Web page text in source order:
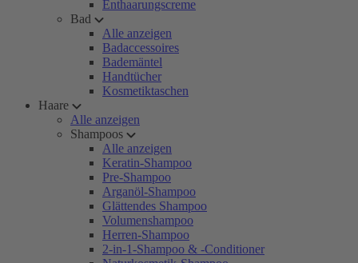
Enthaarungscreme
Bad
Alle anzeigen
Badaccessoires
Bademäntel
Handtücher
Kosmetiktaschen
Haare
Alle anzeigen
Shampoos
Alle anzeigen
Keratin-Shampoo
Pre-Shampoo
Arganöl-Shampoo
Glättendes Shampoo
Volumenshampoo
Herren-Shampoo
2-in-1-Shampoo & -Conditioner